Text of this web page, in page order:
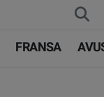
FRANSA